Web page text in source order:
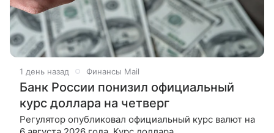
1 день назад Финансы Mail
Банк России понизил официальный
курс доллара на четверг
Регулятор опубликовал официальный курс валют на